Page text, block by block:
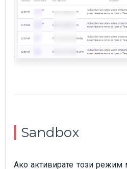
Sandbox
Ако активирате този режим